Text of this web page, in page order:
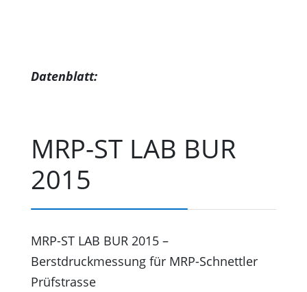
Datenblatt:
MRP-ST LAB BUR
2015
MRP-ST LAB BUR 2015 –
Berstdruckmessung für MRP-Schnettler
Prüfstrasse